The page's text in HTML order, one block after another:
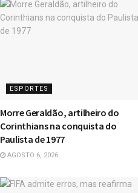
ESPORTES
Morre Geraldão, artilheiro do
Corinthians na conquista do
Paulista de 1977
AGOSTO 6, 2026